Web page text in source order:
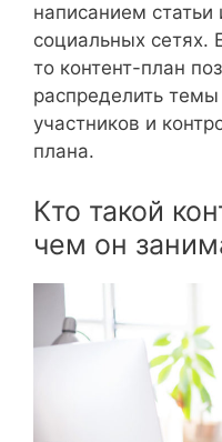
написанием статьи
социальных сетях.
то контент-план
распределить
участников и
плана.
Кто такой
чем он